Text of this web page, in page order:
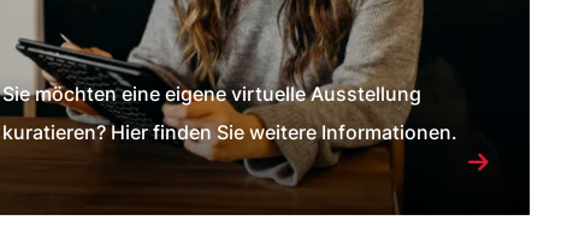
Sie möchten eine eigene virtuelle Ausstellung
kuratieren? Hier finden Sie weitere Informationen.